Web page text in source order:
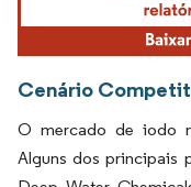
Cenário
O mercado de iodo
Alguns dos principais